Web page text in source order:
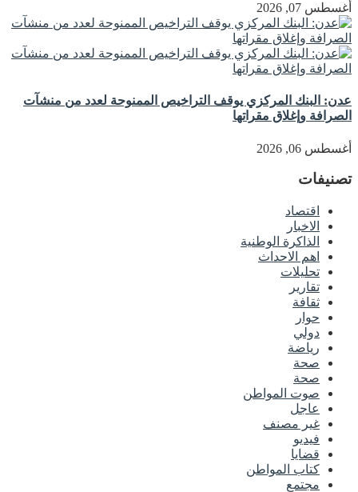
أغسطس 07, 2026
عدن: البنك المركزي يوقف التراخيص الممنوحة لعدد من منشآت
الصرافة وإغلاق مقراتها
أغسطس 06, 2026
تصنيفات
اقتصاد
الاخبار
الذاكرة الوطنية
اهم الاحداث
تحليلات
تقارير
ثقافة
حوار
دولي
رياضة
صحة
صحة
صوت المواطن
عاجل
غير مصنف
فيديو
قضايا
كتاب المواطن
مجتمع